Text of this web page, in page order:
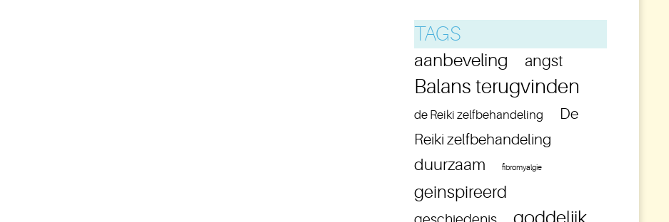
TAGS
aanbeveling angst
Balans terugvinden
de Reiki zelfbehandeling
De
Reiki zelfbehandeling
duurzaam fibromyalgie
geinspireerd